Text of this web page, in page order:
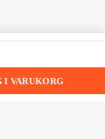
av Sten Grå
- Isbitar av Sten Grå
I VARUKORG